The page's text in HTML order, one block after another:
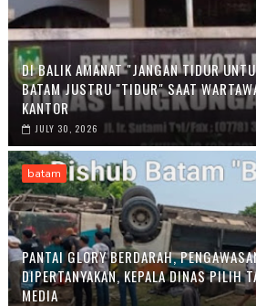
DI BALIK AMANAT "JANGAN TIDUR
BATAM JUSTRU "TIDUR" SAAT
KANTOR
JULY 30, 2026
batam
PANTAI GLORY BERDARAH,
DIPERTANYAKAN, KEPALA DINAS PILIH
MEDIA